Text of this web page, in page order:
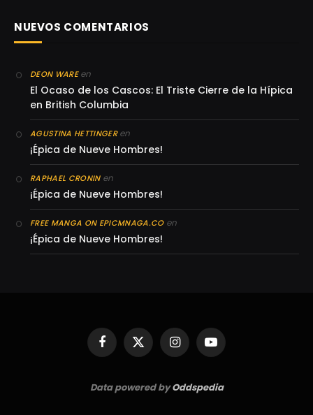
NUEVOS COMENTARIOS
DEON WAREen
El Ocaso de los Cascos: El Triste Cierre de la Hípica
en British Columbia
AGUSTINA HETTINGERen
¡Épica de Nueve Hombres!
RAPHAEL CRONINen
¡Épica de Nueve Hombres!
FREE MANGA ON EPICMNAGA.COen
¡Épica de Nueve Hombres!
Facebook
X
(Twitter)
InstagramYouTube
Data powered byOddspedia